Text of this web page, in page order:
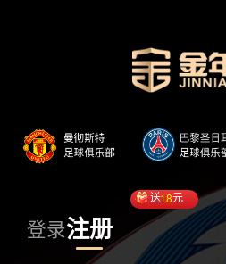
登录注册
送18元